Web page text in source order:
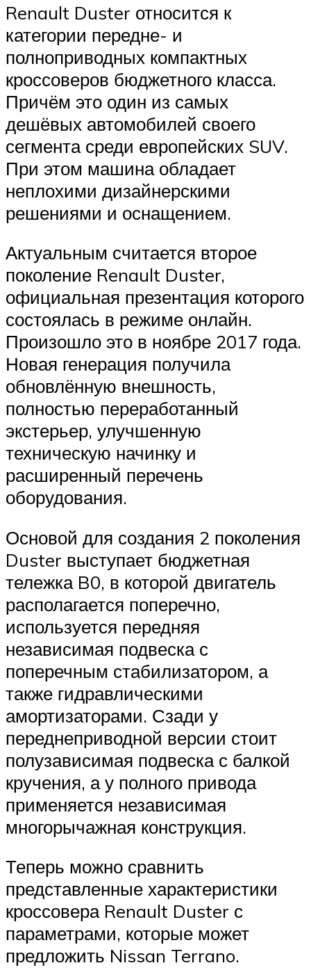
Renault Duster относится к
категории передне- и
полноприводных компактных
кроссоверов бюджетного класса.
Причём это один из самых
дешёвых автомобилей своего
сегмента среди европейских SUV.
При этом машина обладает
неплохими дизайнерскими
решениями и оснащением.
Актуальным считается второе
поколение Renault Duster,
официальная презентация которого
состоялась в режиме онлайн.
Произошло это в ноябре 2017 года.
Новая генерация получила
обновлённую внешность,
полностью переработанный
экстерьер, улучшенную
техническую начинку и
расширенный перечень
оборудования.
Основой для создания 2 поколения
Duster выступает бюджетная
тележка B0, в которой двигатель
располагается поперечно,
используется передняя
независимая подвеска с
поперечным стабилизатором, а
также гидравлическими
амортизаторами. Сзади у
переднеприводной версии стоит
полузависимая подвеска с балкой
кручения, а у полного привода
применяется независимая
многорычажная конструкция.
Теперь можно сравнить
представленные характеристики
кроссовера Renault Duster с
параметрами, которые может
предложить Nissan Terrano.